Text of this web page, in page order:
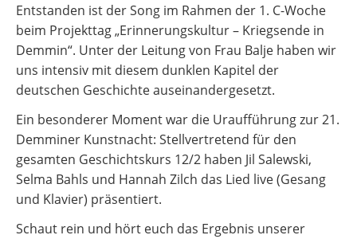
Entstanden ist der Song im Rahmen der 1. C-Woche
beim Projekttag „Erinnerungskultur – Kriegsende in
Demmin“. Unter der Leitung von Frau Balje haben wir
uns intensiv mit diesem dunklen Kapitel der
deutschen Geschichte auseinandergesetzt.
Ein besonderer Moment war die Uraufführung zur 21.
Demminer Kunstnacht: Stellvertretend für den
gesamten Geschichtskurs 12/2 haben Jil Salewski,
Selma Bahls und Hannah Zilch das Lied live (Gesang
und Klavier) präsentiert.
Schaut rein und hört euch das Ergebnis unserer